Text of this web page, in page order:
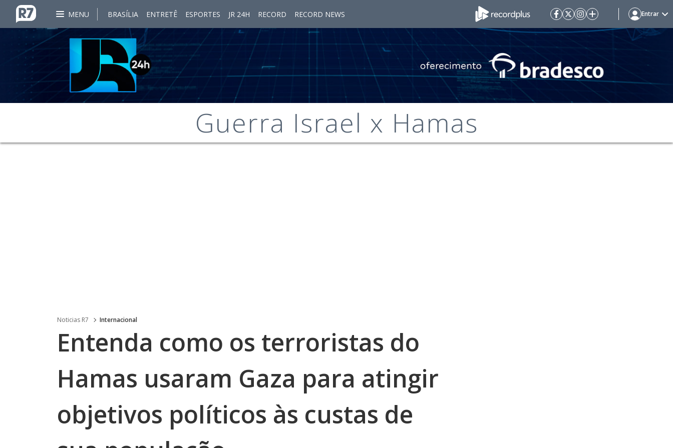
MENU BRASÍLIA ENTRETÊ ESPORTES JR 24H RECORD RECORD NEWS Entrar
Guerra Israel x Hamas
Noticias R7 Internacional
Entenda como os terroristas do
Hamas usaram Gaza para atingir
objetivos políticos às custas de